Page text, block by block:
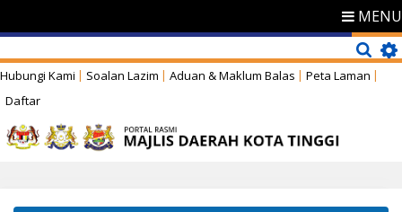
MENU
Hubungi Kami Soalan Lazim Aduan & Maklum Balas
Peta Laman
Daftar